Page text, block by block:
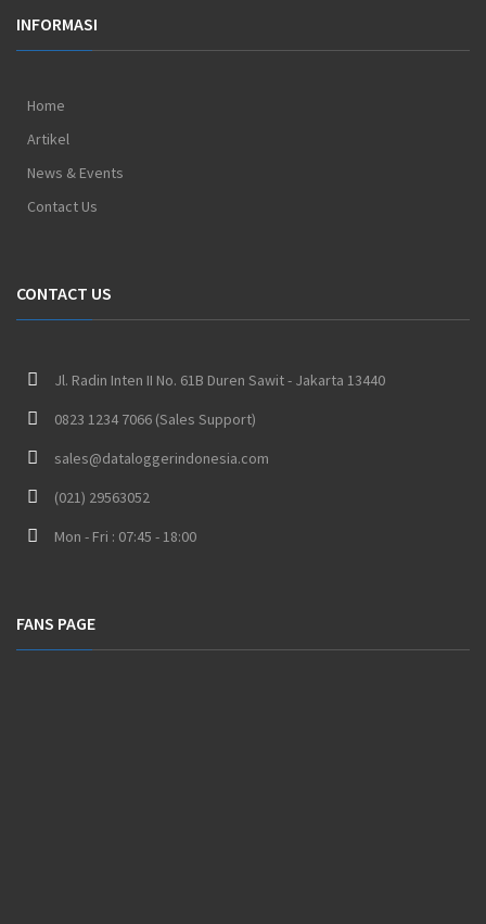
INFORMASI
Home
Artikel
News & Events
Contact Us
CONTACT US
Jl. Radin Inten II No. 61B Duren Sawit - Jakarta 13440
0823 1234 7066 (Sales Support)
sales@dataloggerindonesia.com
(021) 29563052
Mon - Fri : 07:45 - 18:00
FANS PAGE